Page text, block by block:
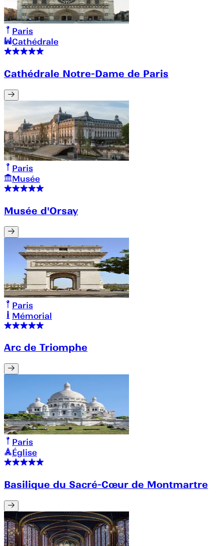
Paris
Cathédrale
Cathédrale Notre-Dame de Paris
Paris
Musée
Musée d'Orsay
Paris
Mémorial
Arc de Triomphe
Paris
Église
Basilique du Sacré-Cœur de Montmartre